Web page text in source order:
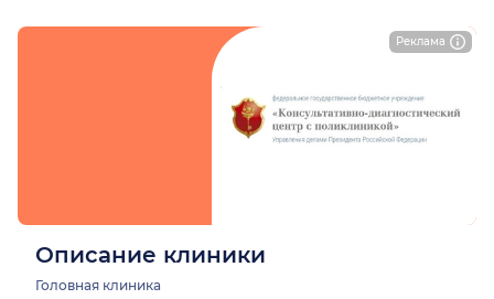
Реклама
Описание клиники
Головная клиника